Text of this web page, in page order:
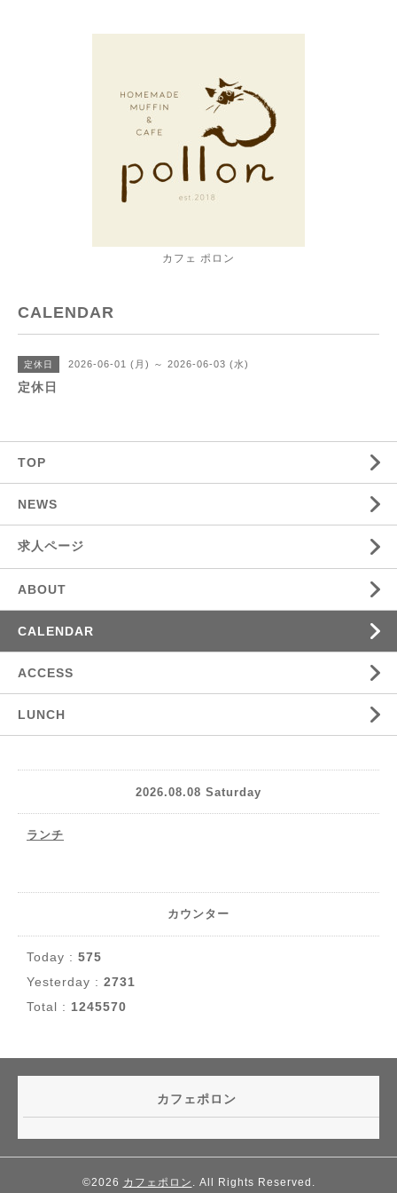
カフェ ポロン
CALENDAR
定休日 2026-06-01 (月) ～ 2026-06-03 (水)
定休日
TOP
NEWS
求人ページ
ABOUT
CALENDAR
ACCESS
LUNCH
2026.08.08 Saturday
ランチ
カウンター
Today : 575
Yesterday : 2731
Total : 1245570
カフェポロン
©2026 カフェポロン . All Rights Reserved.